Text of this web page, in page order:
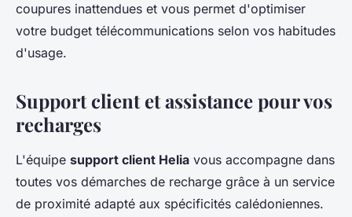
coupures inattendues et vous permet d'optimiser
votre budget télécommunications selon vos habitudes
d'usage.
Support client et assistance pour vos
recharges
L'équipe support client Helia vous accompagne dans
toutes vos démarches de recharge grâce à un service
de proximité adapté aux spécificités calédoniennes.